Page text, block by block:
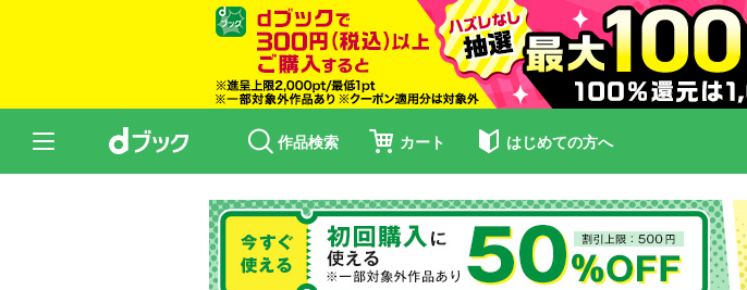
作品検索 カート はじめての方へ